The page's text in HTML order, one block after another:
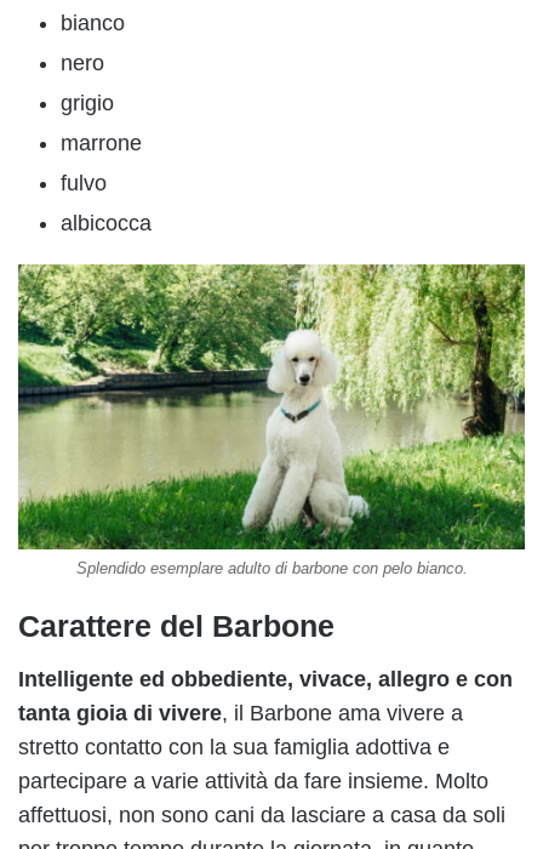
bianco
nero
grigio
marrone
fulvo
albicocca
Splendido esemplare adulto di barbone con pelo bianco.
Carattere del Barbone
Intelligente ed obbediente, vivace, allegro e con
tanta gioia di vivere, il Barbone ama vivere a
stretto contatto con la sua famiglia adottiva e
partecipare a varie attività da fare insieme. Molto
affettuosi, non sono cani da lasciare a casa da soli